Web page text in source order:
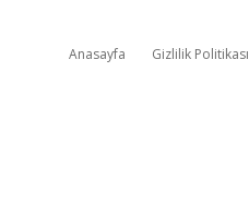
Anasayfa Gizlilik Politikası